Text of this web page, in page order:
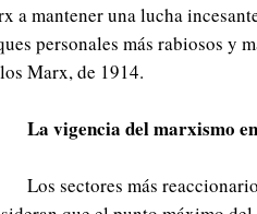
a mantener una lucha
personales más rabiosos y
Marx, de 1914.
La vigencia del marxismo
Los sectores más